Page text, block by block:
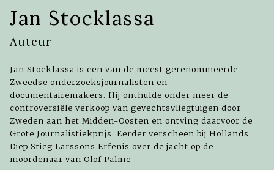
Jan Stocklassa
Auteur
Jan Stocklassa is een van de meest gerenommeerde
Zweedse onderzoeksjournalisten en
documentairemakers. Hij onthulde onder meer de
controversiële verkoop van gevechtsvliegtuigen door
Zweden aan het Midden-Oosten en ontving daarvoor de
Grote Journalistiekprijs. Eerder verscheen bij Hollands
Diep Stieg Larssons Erfenis over de jacht op de
moordenaar van Olof Palme